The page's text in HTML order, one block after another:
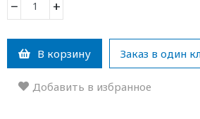
− +
В корзину Заказ в один
Добавить в избранное